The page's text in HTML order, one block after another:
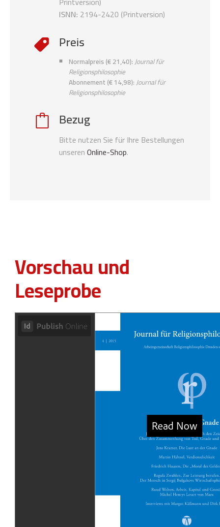
ISNN: 2194-2420 (Printversion)
Preis
Normalpreis (€ 21,40):Journal für
Religionsphilosophie
Abonnement (€ 14,98):Journal für
Religionsphilosophie
Bezug
Bitte nutzen Sie für Ihre Bestellungen
unserenOnline-Shop.
Vorschau und
Leseprobe